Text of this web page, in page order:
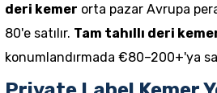
deri kemer orta pazar Avrupa
80'e satılır. Tam tahıllı deri
konumlandırmada €80–200+'ya